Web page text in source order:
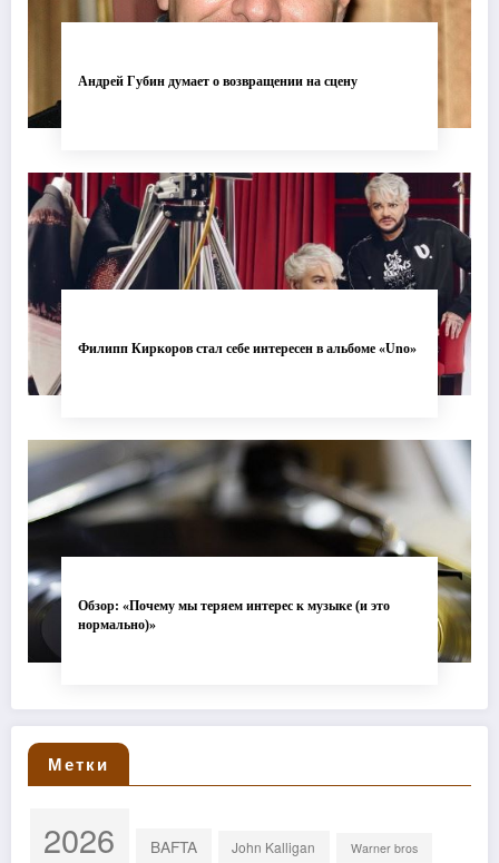
Андрей Губин думает о возвращении на сцену
Филипп Киркоров стал себе интересен в альбоме «Uno»
Обзор: «Почему мы теряем интерес к музыке (и это
нормально)»
Метки
2026 BAFTA John Kalligan Warner bros